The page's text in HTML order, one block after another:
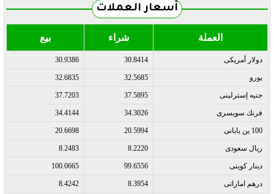
أسعار العملات
العملة شراء بيع
دولار أمريكى 30.8414
30.9386
يورو 32.5685
32.6835
جنيه إسترلينى 37.5895
37.7203
فرنك سويسرى 34.3026
34.4144
100 ين يابانى 20.5994
20.6698
ريال سعودى 8.2220
8.2483
دينار كويتى 99.6556
100.0665
درهم اماراتى 8.3954
8.4242